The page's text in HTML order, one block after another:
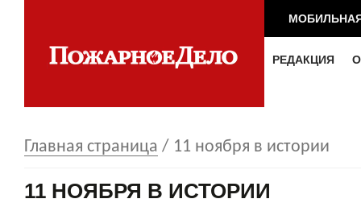
РЕДАКЦИЯ
Главная страница / 11 ноября в истории
11 НОЯБРЯ В ИСТОРИИ